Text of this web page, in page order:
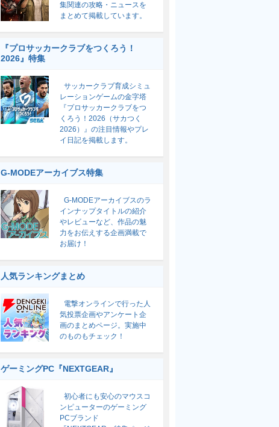
集関連の攻略・ニュースを
まとめて掲載しています。
『プロサッカークラブをつくろう！
2026』特集
サッカークラブ育成シミュ
レーションゲームの金字塔
『プロサッカークラブをつ
くろう！2026（サカつく
2026）』の注目情報やプレ
イ日記を掲載します。
G-MODEアーカイブス特集
G-MODEアーカイブスのラ
インナップタイトルの紹介
やレビューなど、作品の魅
力をお伝えする企画満載で
お届け！
人気ランキングまとめ
電撃オンラインで行った人
気投票企画やアンケート企
画のまとめページ。実施中
のものもチェック！
ゲーミングPC『NEXTGEAR』
初心者にも安心のマウスコ
ンピューターのゲーミング
PCブランド